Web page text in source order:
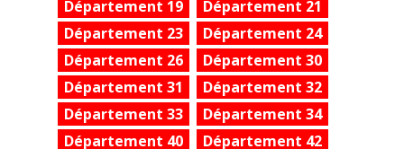
Département 19
Département 21
Département 23
Département 24
Département 26
Département 30
Département 31
Département 32
Département 33
Département 34
Département 40
Département 42